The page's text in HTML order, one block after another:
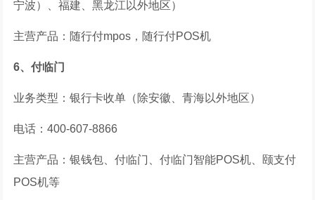
宁波）、福建、黑龙江以外地区）
主营产品：随行付mpos，随行付POS机
6、付临门
业务类型：银行卡收单（除安徽、青海以外地区）
电话：400-607-8866
主营产品：银钱包、付临门、付临门智能POS机、颐支付
POS机等